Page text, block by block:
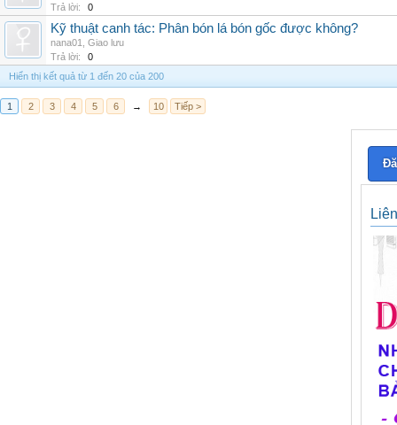
Trả lời:
0
Kỹ thuật canh tác: Phân bón lá bón gốc được không?
nana01
Giao lưu
Trả lời:
0
Hiển thị kết quả từ 1 đến 20 của 200
1 2 3 4 5 6 → 10 Tiếp >